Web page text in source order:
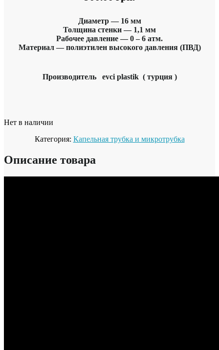
Диаметр — 16 мм
Толщина стенки — 1,1 мм
Рабочее давление — 0 – 6 атм.
Материал — полиэтилен высокого давления (ПВД)
Производитель evci plastik ( турция )
Нет в наличии
Категория: Капельная трубка и микротрубка
Описание товара